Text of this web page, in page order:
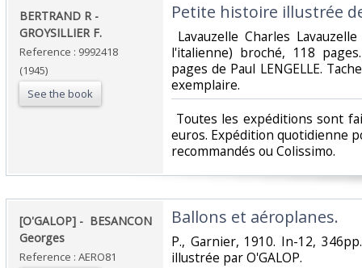
‎BERTRAND R -
GROYSILLIER F.‎
Reference : 9992418
(1945)
See the book
‎Petite histoire illustrée
Lavauzelle Charles
l'italienne) broché, 118
pages de Paul LENGELLE.
exemplaire.‎
Toutes les expéditions sont
euros. Expédition quotidienne
recommandés ou Colissimo. ‎
‎[O'GALOP] - ‎ ‎BESANCON
Georges‎
Reference : AERO81
‎Ballons et aéroplanes.‎
‎P., Garnier, 1910. In-12,
illustrée par O'GALOP.‎